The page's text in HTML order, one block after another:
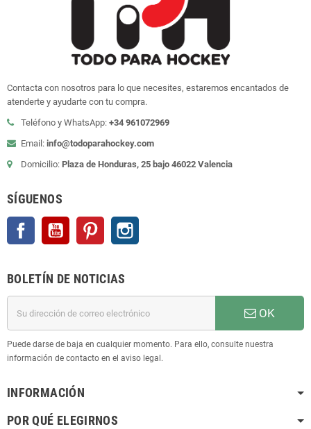
Contacta con nosotros para lo que necesites, estaremos encantados de
atenderte y ayudarte con tu compra.
Teléfono y WhatsApp: +34 961072969
Email: info@todoparahockey.com
Domicilio: Plaza de Honduras, 25 bajo 46022 Valencia
SÍGUENOS
Facebook YouTube Pinterest
BOLETÍN DE NOTICIAS
OK
Puede darse de baja en cualquier momento. Para ello, consulte nuestra
información de contacto en el aviso legal.
INFORMACIÓN
POR QUÉ ELEGIRNOS